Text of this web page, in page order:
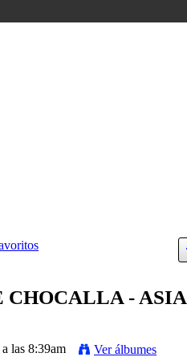
CHOCALLA - ASIA
las 8:39am Ver álbumes